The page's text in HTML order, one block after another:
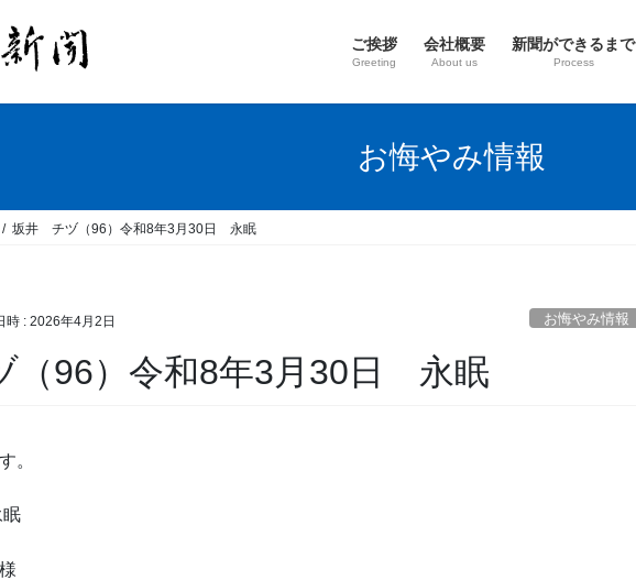
ご挨拶
Greeting
会社概要
About us
新聞ができるまで
Process
お悔やみ情報
坂井 チヅ（96）令和8年3月30日 永眠
時 : 2026年4月2日 お悔やみ情報
96）令和8年3月30日 永眠
。